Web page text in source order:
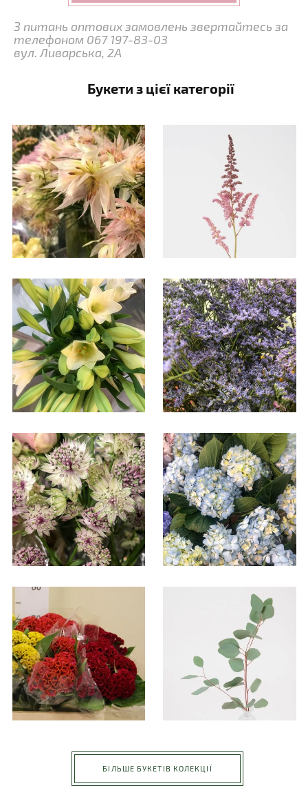
З питань оптових замовлень звертайтесь за
телефоном 067 197-83-03
вул. Ливарська, 2А
Букети з цієї категорії
БІЛЬШЕ БУКЕТІВ КОЛЕКЦІЇ